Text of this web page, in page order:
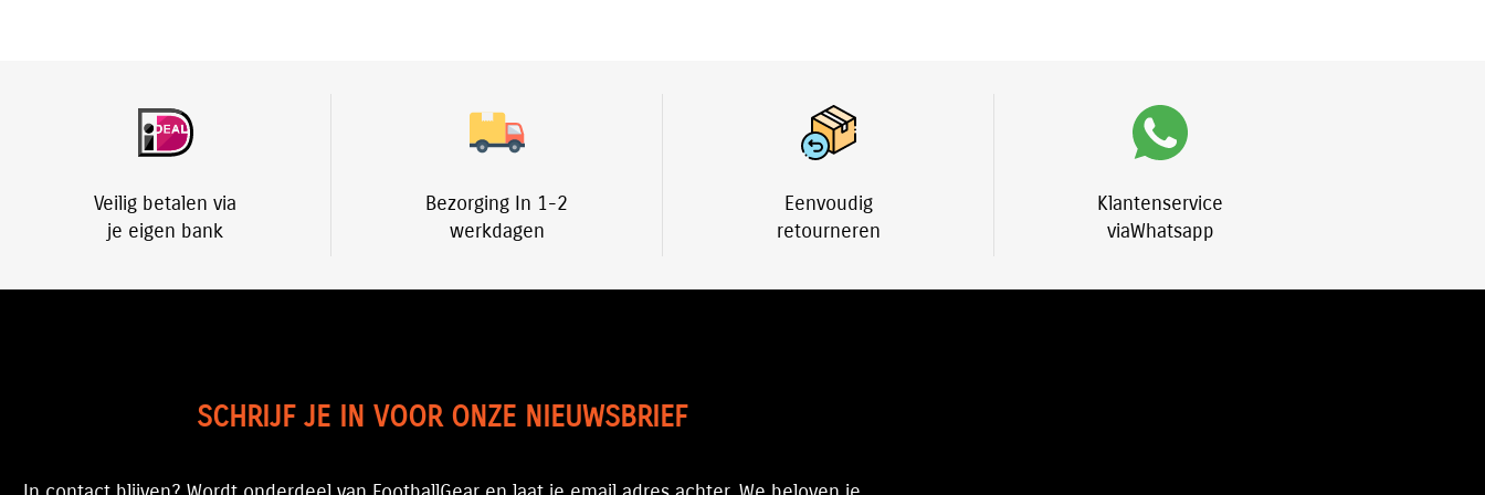
Veilig betalen via
je eigen bank
Bezorging In 1-2
werkdagen
Eenvoudig
retourneren
Klantenservice
viaWhatsapp
SCHRIJF JE IN VOOR ONZE NIEUWSBRIEF